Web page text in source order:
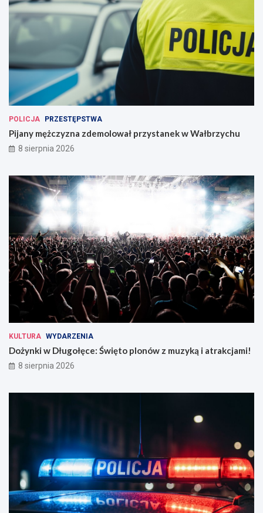
POLICJA PRZESTĘPSTWA
Pijany mężczyzna zdemolował przystanek w Wałbrzychu
8 sierpnia 2026
KULTURA WYDARZENIA
Dożynki w Długołęce: Święto plonów z muzyką i atrakcjami!
8 sierpnia 2026